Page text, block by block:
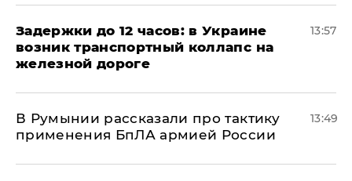
Задержки до 12 часов: в Украине
возник транспортный коллапс на
железной дороге
13:57
В Румынии рассказали про тактику
применения БпЛА армией России
13:49